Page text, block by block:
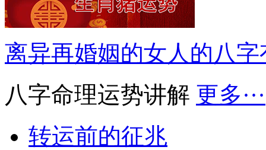
离异再婚姻的女人的八
八字命理运势讲解 更多···
转运前的征兆